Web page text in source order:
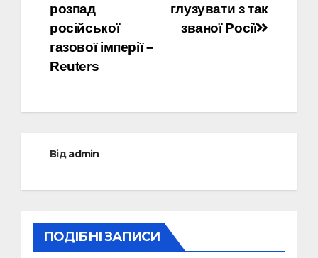
глузувати з так
званої Росії
розпад
російської
газової імперії –
Reuters
Відadmin
ПОДІБНІ ЗАПИСИ